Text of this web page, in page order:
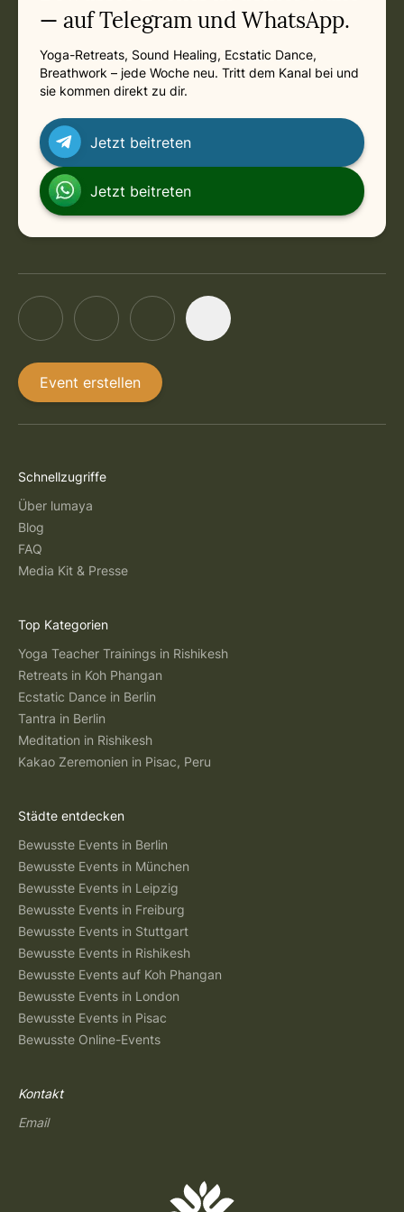
— auf Telegram und WhatsApp.
Yoga-Retreats, Sound Healing, Ecstatic Dance,
Breathwork – jede Woche neu. Tritt dem Kanal bei und
sie kommen direkt zu dir.
Jetzt beitreten
Jetzt beitreten
Event erstellen
Schnellzugriffe
Über lumaya
Blog
FAQ
Media Kit & Presse
Top Kategorien
Yoga Teacher Trainings in Rishikesh
Retreats in Koh Phangan
Ecstatic Dance in Berlin
Tantra in Berlin
Meditation in Rishikesh
Kakao Zeremonien in Pisac, Peru
Städte entdecken
Bewusste Events in Berlin
Bewusste Events in München
Bewusste Events in Leipzig
Bewusste Events in Freiburg
Bewusste Events in Stuttgart
Bewusste Events in Rishikesh
Bewusste Events auf Koh Phangan
Bewusste Events in London
Bewusste Events in Pisac
Bewusste Online-Events
Kontakt
Email